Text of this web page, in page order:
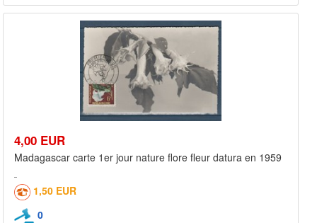
4,00 EUR
Madagascar carte 1er jour nature flore fleur datura en 1959
1,50 EUR
0